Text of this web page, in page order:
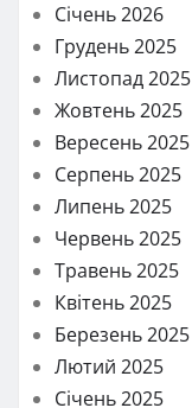
Січень 2026
Грудень 2025
Листопад 2025
Жовтень 2025
Вересень 2025
Серпень 2025
Липень 2025
Червень 2025
Травень 2025
Квітень 2025
Березень 2025
Лютий 2025
Січень 2025